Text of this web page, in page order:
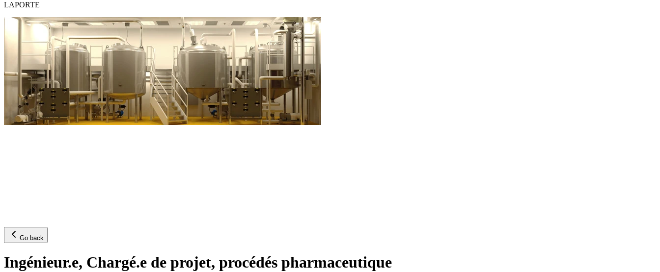
LAPORTE
Go back
Ingénieur.e, Chargé.e de projet, procédés pharmaceutique